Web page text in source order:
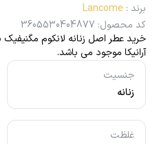
جنسیت
زنانه
غلظت
برند :
Lancome
کد محصول:
3605530404877
خرید عطر اصل زنانه لانکوم
آرانیکا موجود می باشد.